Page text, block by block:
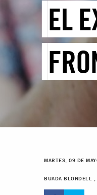
EL
MARTES, 09 DE
BUADA BLONDELL ,